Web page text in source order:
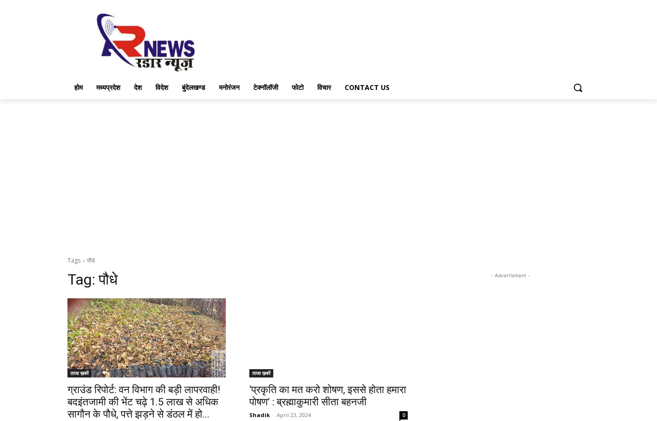
होम मध्यप्रदेश देश विदेश बुंदेलखण्ड मनोरंजन टेक्नॉलॉजी फोटो विचार CONTACT US
Tags पौधे
Tag:पौधे
ताजा ख़बरें
ग्राउंड रिपोर्ट: वन विभाग की बड़ी लापरवाही!
बदइंतजामी की भेंट चढ़े 1.5 लाख से अधिक
सागौन के पौधे, पत्ते झड़ने से डंठल में हो...
ताजा ख़बरें
‘प्रकृति का मत करो शोषण, इससे होता हमारा
पोषण’ : ब्रह्माकुमारी सीता बहनजी
Shadik - April 23, 2024 0
- Advertisment -